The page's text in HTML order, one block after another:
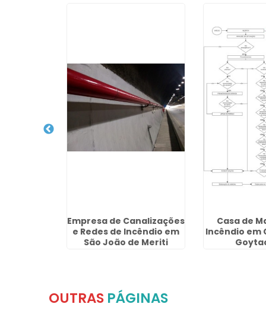
Empresa de Canalizações
e Redes de Incêndio em
São João de Meriti
Casa de
Incêndio em
OUTRAS PÁGINAS